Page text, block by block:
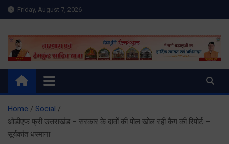
Skip
to
Friday, August 7, 2026
Meru Raibar | Uttarakhand
News | Uttarkashi News
meruraibar.com
Home
Social
ओडीएफ फ्री उत्तराखंड – सरकार के दावों की पोल खोल रही कैग की रिपोर्ट –
सूर्यकांत धस्माना